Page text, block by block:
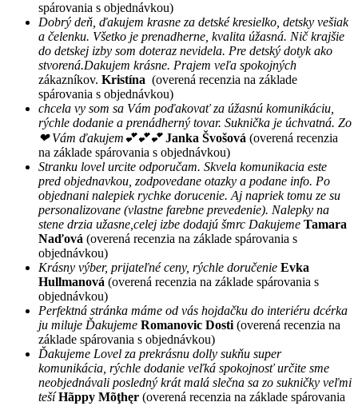
spárovania s objednávkou)
Dobrý deň, ďakujem krasne za detské kresielko, detsky vešiak
a čelenku. Všetko je prenadherne, kvalita úžasná. Nič krajšie
do detskej izby som doteraz nevidela. Pre detský dotyk ako
stvorená.Dakujem krásne. Prajem veľa spokojných
zákazníkov. Kristína (overená recenzia na základe
spárovania s objednávkou)
chcela vy som sa Vám poďakovať za úžasnú komunikáciu,
rýchle dodanie a prenádherný tovar. Suknička je úchvatná. Zo
❤ Vám ďakujem💕💕💕 Janka Švošová (overená recenzia
na základe spárovania s objednávkou)
Stranku lovel urcite odporučam. Skvela komunikacia este
pred objednavkou, zodpovedane otazky a podane info. Po
objednani nalepiek rychke dorucenie. Aj napriek tomu ze su
personalizovane (vlastne farebne prevedenie). Nalepky na
stene drzia užasne,celej izbe dodajú šmrc Dakujeme Tamara
Naďová (overená recenzia na základe spárovania s
objednávkou)
Krásny výber, prijateľné ceny, rýchle doručenie Evka
Hullmanová (overená recenzia na základe spárovania s
objednávkou)
Perfektná stránka máme od vás hojdačku do interiéru dcérka
ju miluje Ďakujeme Romanovic Dosti (overená recenzia na
základe spárovania s objednávkou)
Ďakujeme Lovel za prekrásnu dolly sukňu super
komunikácia, rýchle dodanie veľká spokojnosť určite sme
neobjednávali posledný krát malá slečna sa zo sukničky veľmi
tešíHãppy Mõţhęr (overená recenzia na základe spárovania